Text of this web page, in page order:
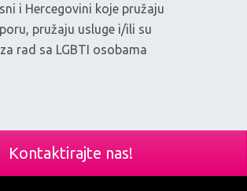
i Hercegovini koje pružaju
pružaju usluge i/ili su
rad sa LGBTI osobama
Kontaktirajte nas!